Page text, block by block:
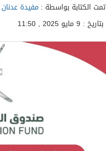
تمت الكتابة بواسطة : مفيدة عدنان
بتاريخ : 9 مايو 2025 , 11:50